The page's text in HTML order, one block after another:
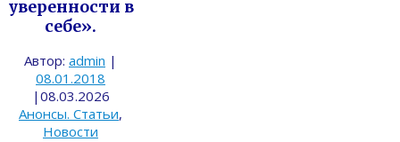
уверенности в
себе».
Автор: admin |
08.01.2018
| 08.03.2026
Анонсы. Статьи,
Новости